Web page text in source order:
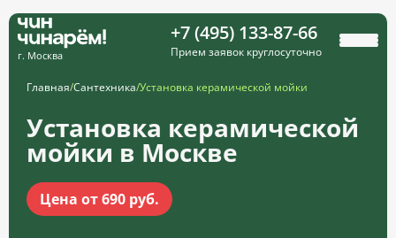
г. Москва
+7 (495) 133-87-66
Прием заявок круглосуточно
Главная/Сантехника/Установка керамической мойки
Установка керамической
мойки в Москве
Цена от 690 руб.